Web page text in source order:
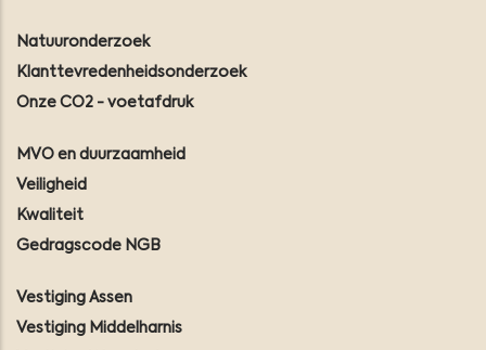
Natuuronderzoek
Klanttevredenheidsonderzoek
Onze CO2 - voetafdruk
MVO en duurzaamheid
Veiligheid
Kwaliteit
Gedragscode NGB
Vestiging Assen
Vestiging Middelharnis